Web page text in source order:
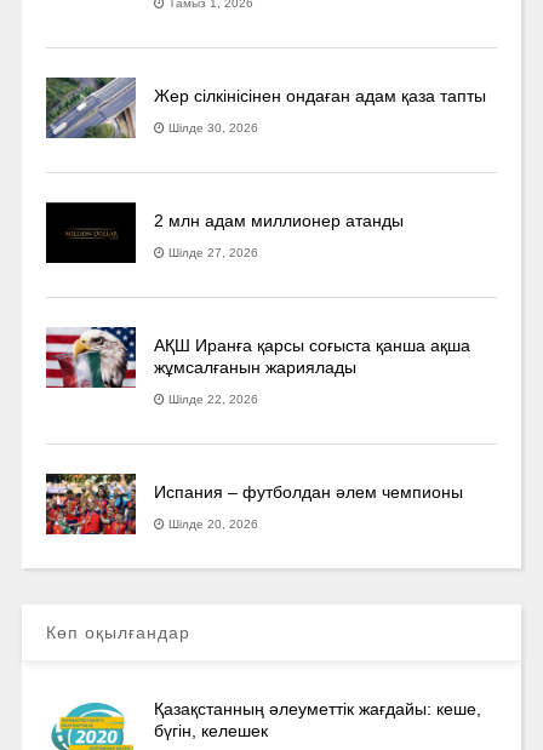
Тамыз 1, 2026
Жер сілкінісінен ондаған адам қаза тапты
Шілде 30, 2026
2 млн адам миллионер атанды
Шілде 27, 2026
АҚШ Иранға қарсы соғыста қанша ақша
жұмсалғанын жариялады
Шілде 22, 2026
Испания – футболдан әлем чемпионы
Шілде 20, 2026
Көп оқылғандар
Қазақстанның әлеуметтік жағдайы: кеше,
бүгін, келешек